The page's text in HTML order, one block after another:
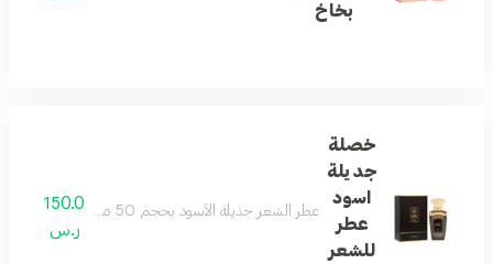
بخاخ
خصلة
جديلة
اسود
عطر
للشعر
عطر الشعر جديلة الأسود بحجم 50 مل بخاخ من أجمل عطور الشعر للنساء والرجال برائحة الأزهار والفواكه المنعشة التي تدوم طويلا ممزوجه مع رائحة المسك والباتشولي.
150.0
ر.س